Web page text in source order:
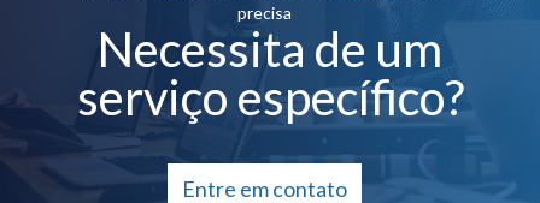
precisa
Necessita de um
serviço específico?
Entre em contato